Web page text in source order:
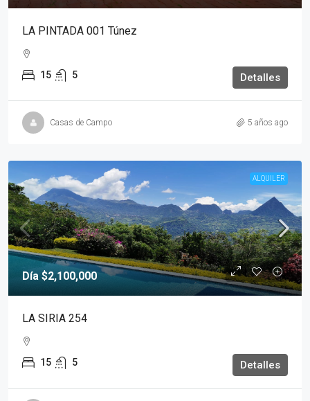
LA PINTADA 001 Túnez
15 5 Detalles
Casas de Campo 5 años ago
ALQUILER
Día $2,100,000
LA SIRIA 254
15 5 Detalles